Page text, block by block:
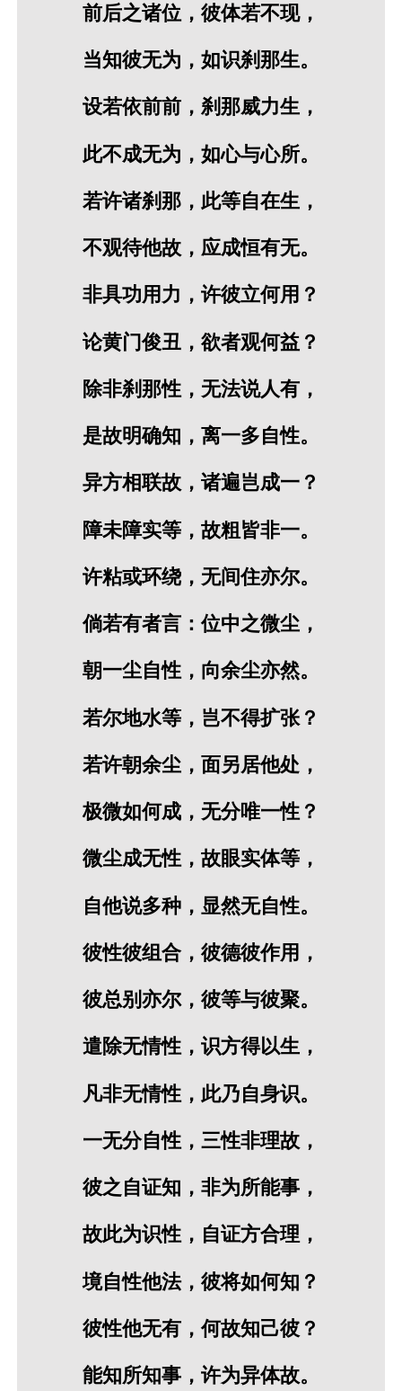
前后之诸位，彼体若不现，
当知彼无为，如识刹那生。
设若依前前，刹那威力生，
此不成无为，如心与心所。
若许诸刹那，此等自在生，
不观待他故，应成恒有无。
非具功用力，许彼立何用？
论黄门俊丑，欲者观何益？
除非刹那性，无法说人有，
是故明确知，离一多自性。
异方相联故，诸遍岂成一？
障未障实等，故粗皆非一。
许粘或环绕，无间住亦尔。
倘若有者言：位中之微尘，
朝一尘自性，向余尘亦然。
若尔地水等，岂不得扩张？
若许朝余尘，面另居他处，
极微如何成，无分唯一性？
微尘成无性，故眼实体等，
自他说多种，显然无自性。
彼性彼组合，彼德彼作用，
彼总别亦尔，彼等与彼聚。
遣除无情性，识方得以生，
凡非无情性，此乃自身识。
一无分自性，三性非理故，
彼之自证知，非为所能事，
故此为识性，自证方合理，
境自性他法，彼将如何知？
彼性他无有，何故知己彼？
能知所知事，许为异体故。